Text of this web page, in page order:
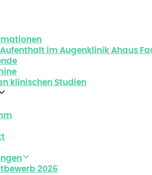
im Augenklinik Ahaus
klinischen Studien
2026